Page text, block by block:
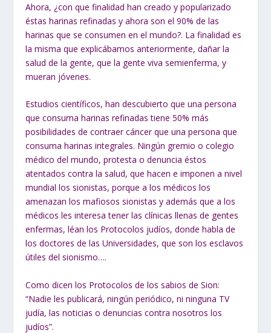
Ahora, ¿con que finalidad han creado y popularizado
éstas harinas refinadas y ahora son el 90% de las
harinas que se consumen en el mundo?. La finalidad es
la misma que explicábamos anteriormente, dañar la
salud de la gente, que la gente viva semienferma, y
mueran jóvenes.
Estudios científicos, han descubierto que una persona
que consuma harinas refinadas tiene 50% más
posibilidades de contraer cáncer que una persona que
consuma harinas integrales. Ningún gremio o colegio
médico del mundo, protesta o denuncia éstos
atentados contra la salud, que hacen e imponen a nivel
mundial los sionistas, porque a los médicos los
amenazan los mafiosos sionistas y además que a los
médicos les interesa tener las clínicas llenas de gentes
enfermas, léan los Protocolos judíos, donde habla de
los doctores de las Universidades, que son los esclavos
útiles del sionismo….
Como dicen los Protocolos de los sabios de Sion:
“Nadie les publicará, ningún periódico, ni ninguna TV
judía, las noticias o denuncias contra nosotros los
judíos”.